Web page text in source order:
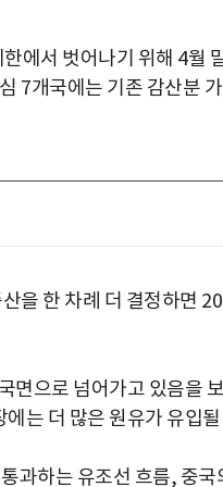
에서 벗어나기 위해 4월
7개국에는 기존 감산분
을 한 차례 더 결정하면
면으로 넘어가고 있음을
는 더 많은 원유가 유입
과하는 유조선 흐름, 중